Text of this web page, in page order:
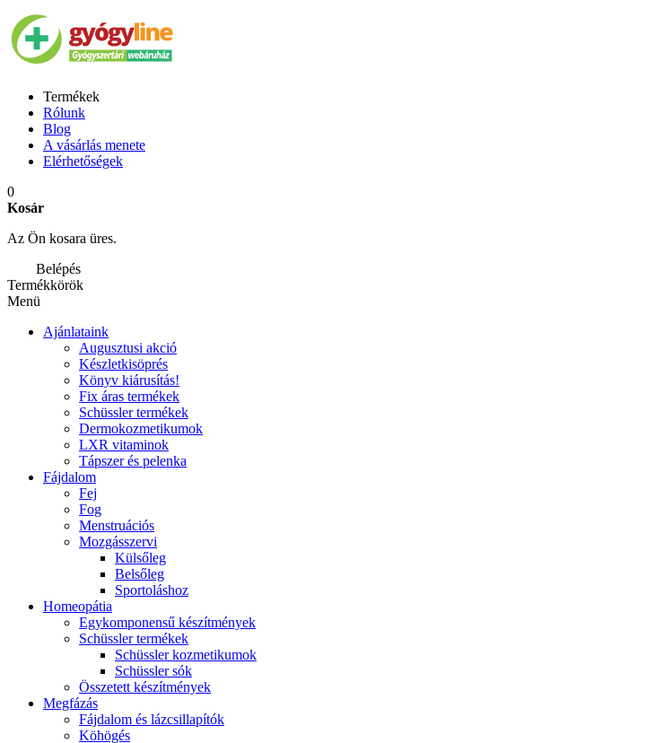
Termékek
Rólunk
Blog
A vásárlás menete
Elérhetőségek
0
Kosár
Az Ön kosara üres.
Belépés
Termékkörök
Menü
Ajánlataink
Augusztusi akció
Készletkisöprés
Könyv kiárusítás!
Fix áras termékek
Schüssler termékek
Dermokozmetikumok
LXR vitaminok
Tápszer és pelenka
Fájdalom
Fej
Fog
Menstruációs
Mozgásszervi
Külsőleg
Belsőleg
Sportoláshoz
Homeopátia
Egykomponensű készítmények
Schüssler termékek
Schüssler kozmetikumok
Schüssler sók
Összetett készítmények
Megfázás
Fájdalom és lázcsillapítók
Köhögés